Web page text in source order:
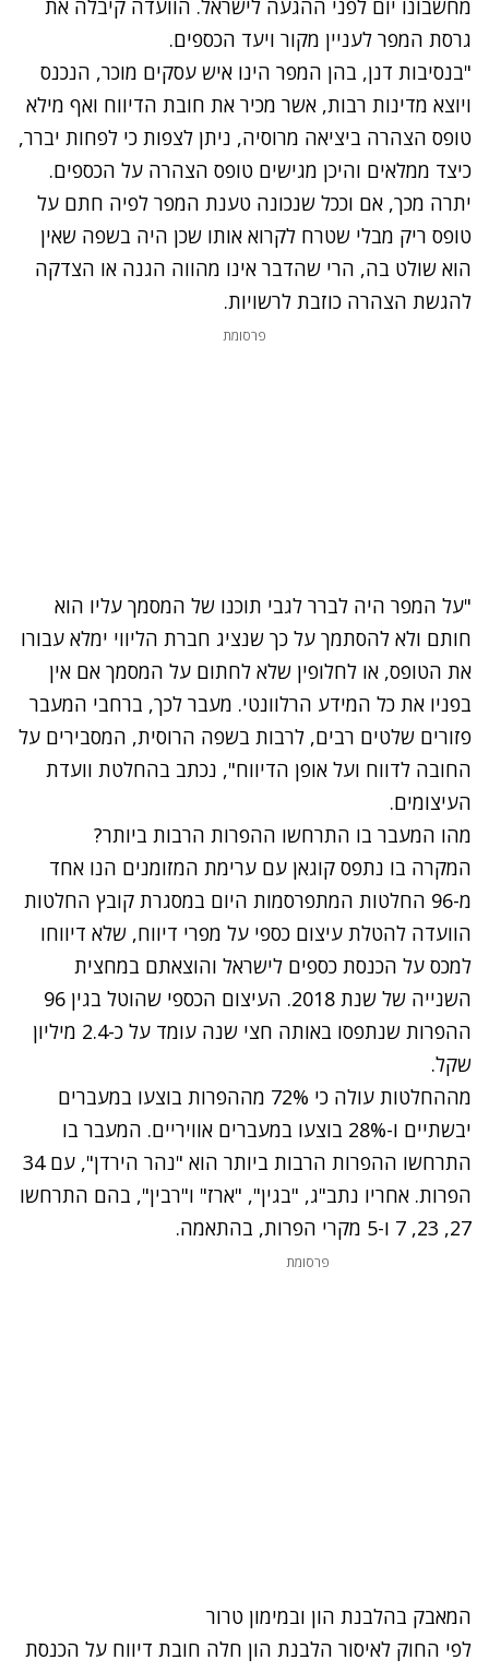
מחשבונו יום לפני ההגעה לישראל. הוועדה קיבלה את
גרסת המפר לעניין מקור ויעד הכספים.
"בנסיבות דנן, בהן המפר הינו איש עסקים מוכר, הנכנס
ויוצא מדינות רבות, אשר מכיר את חובת הדיווח ואף מילא
טופס הצהרה ביציאה מרוסיה, ניתן לצפות כי לפחות יברר,
כיצד ממלאים והיכן מגישים טופס הצהרה על הכספים.
יתרה מכך, אם וככל שנכונה טענת המפר לפיה חתם על
טופס ריק מבלי שטרח לקרוא אותו שכן היה בשפה שאין
הוא שולט בה, הרי שהדבר אינו מהווה הגנה או הצדקה
להגשת הצהרה כוזבת לרשויות.
פרסומת
"על המפר היה לברר לגבי תוכנו של המסמך עליו הוא
חותם ולא להסתמך על כך שנציג חברת הליווי ימלא עבורו
את הטופס, או לחלופין שלא לחתום על המסמך אם אין
בפניו את כל המידע הרלוונטי. מעבר לכך, ברחבי המעבר
פזורים שלטים רבים, לרבות בשפה הרוסית, המסבירים על
החובה לדווח ועל אופן הדיווח", נכתב בהחלטת וועדת
העיצומים.
מהו המעבר בו התרחשו ההפרות הרבות ביותר?
המקרה בו נתפס קוגאן עם ערימת המזומנים הנו אחד
מ-96 החלטות המתפרסמות היום במסגרת קובץ החלטות
הוועדה להטלת עיצום כספי על מפרי דיווח, שלא דיווחו
למכס על הכנסת כספים לישראל והוצאתם במחצית
השנייה של שנת 2018. העיצום הכספי שהוטל בגין 96
ההפרות שנתפסו באותה חצי שנה עומד על כ-2.4 מיליון
שקל.
מההחלטות עולה כי 72% מההפרות בוצעו במעברים
יבשתיים ו-28% בוצעו במעברים אוויריים. המעבר בו
התרחשו ההפרות הרבות ביותר הוא "נהר הירדן", עם 34
הפרות. אחריו נתב"ג, "בגין", "ארז" ו"רבין", בהם התרחשו
27, 23, 7 ו-5 מקרי הפרות, בהתאמה.
פרסומת
המאבק בהלבנת הון ובמימון טרור
לפי החוק לאיסור הלבנת הון חלה חובת דיווח על הכנסת